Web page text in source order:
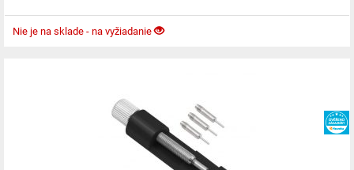
Nie je na sklade - na vyžiadanie